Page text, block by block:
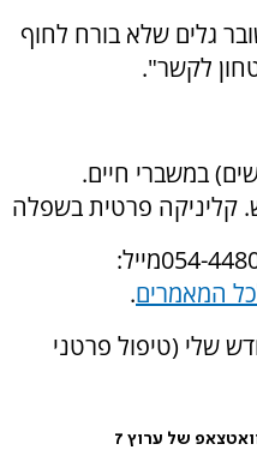
גלים שלא בורח לחוף
לקשר".
במשברי חיים.
קליניקה פרטית בשפלה
054-מייל:
המאמרים.
שלי (טיפול פרטני
של ערוץ 7